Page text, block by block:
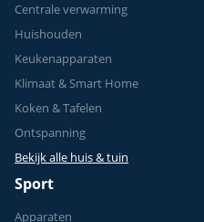
Centrale verwarming
Huishouden
Keukenapparaten
Klimaat & Smart Home
Koken & Tafelen
Ontspanning
Bekijk alle huis & tuin
Sport
Apparaten